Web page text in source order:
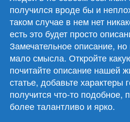
получился вроде бы и
таком случае в нем нет
есть это будет просто
Замечательное описание,
мало смысла. Откройте
почитайте описание нашей
статье, добавьте характеры
получится что-то подобное,
более талантливо и ярко.